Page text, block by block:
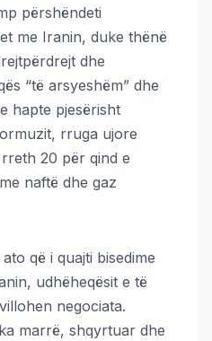
përshëndeti
me Iranin, duke thënë
dhe
“të arsyeshëm” dhe
hapte pjesërisht
rruga ujore
20 për qind e
naftë dhe gaz
që i quajti bisedime
udhëheqësit e të
negociata.
marrë, shqyrtuar dhe